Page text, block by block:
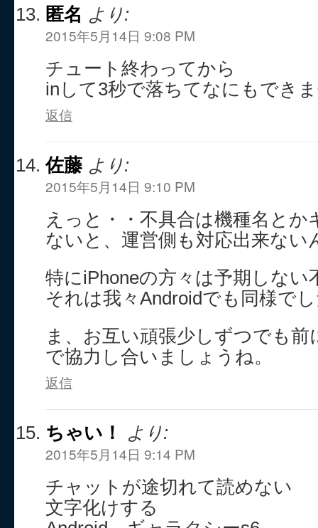
匿名 より:
2015年5月14日 9:08 PM
チュート終わってから
inして3秒で落ちてなにもでき
返信
佐藤 より:
2015年5月14日 9:10 PM
えっと・・不具合は機種名と
ないと、運営側も対応出来ない
特にiPhoneの方々は予期しない
それは我々Androidでも同様で
ま、お互い頑張少しずつでも
で協力し合いましょうね。
返信
ちゃい！ より:
2015年5月14日 9:14 PM
チャットが途切れて読めない
文字化けする